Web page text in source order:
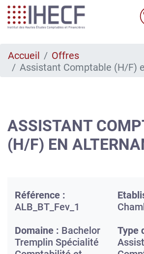
Aller
au
contenu
Accueil
Offres
Assistant Comptable (H/F)
ASSISTANT
(H/F) EN
Référence :
ALB_BT_Fev_1
Domaine : Bachelor
Tremplin Spécialité
Type